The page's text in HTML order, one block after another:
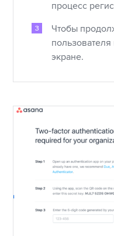
процесс
Чтобы
экране.